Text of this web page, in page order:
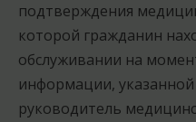
подтверждения
которой гражданин
обслуживании на
информации,
руководитель